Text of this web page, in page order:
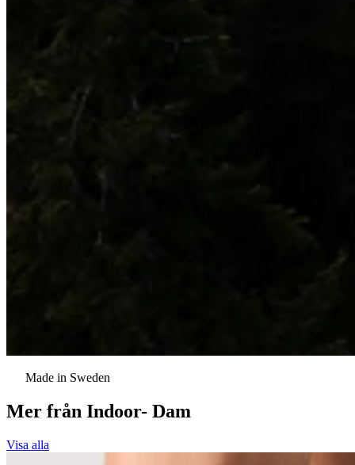
Made in Sweden
Mer från Indoor- Dam
Visa alla